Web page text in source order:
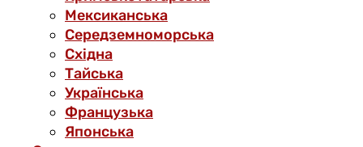
Мексиканська
Середземноморська
Східна
Тайська
Українська
Французька
Японська